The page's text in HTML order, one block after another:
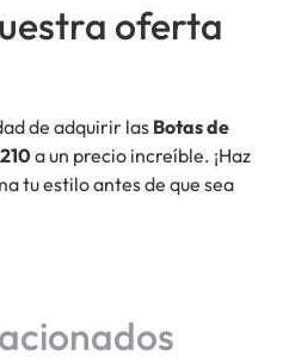
oferta
de adquirir las Botas de
a un precio increíble. ¡Haz
tu estilo antes de que sea